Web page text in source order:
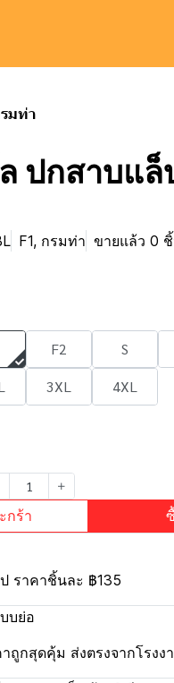
มท่า
ปกสาบแ
F1, กรมท่า ขายแล้ว 0
F2 S
3XL 4XL
กร้า
ราคาชิ้นละ ฿135
บย่อ
ถูกสุดคุ้ม ส่งตรงจากโรงง